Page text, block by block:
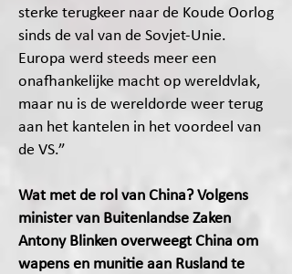
sterke terugkeer naar de Koude Oorlog
sinds de val van de Sovjet-Unie.
Europa werd steeds meer een
onafhankelijke macht op wereldvlak,
maar nu is de wereldorde weer terug
aan het kantelen in het voordeel van
de VS.”
Wat met de rol van China? Volgens
minister van Buitenlandse Zaken
Antony Blinken overweegt China om
wapens en munitie aan Rusland te